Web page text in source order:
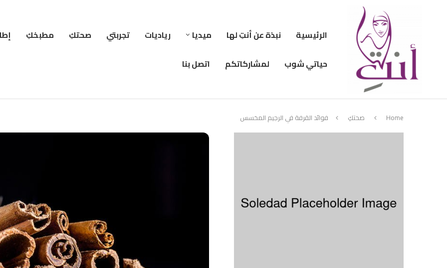
الرئيسية نبذة عن أنتِ لها ميديا رياديات تجربتي صحتكِ مطبخكِ
حياتي شوب
لمشاركاتكم اتصل بنا
Home صحتكِ فوائد القرفة في الرجيم المخسس